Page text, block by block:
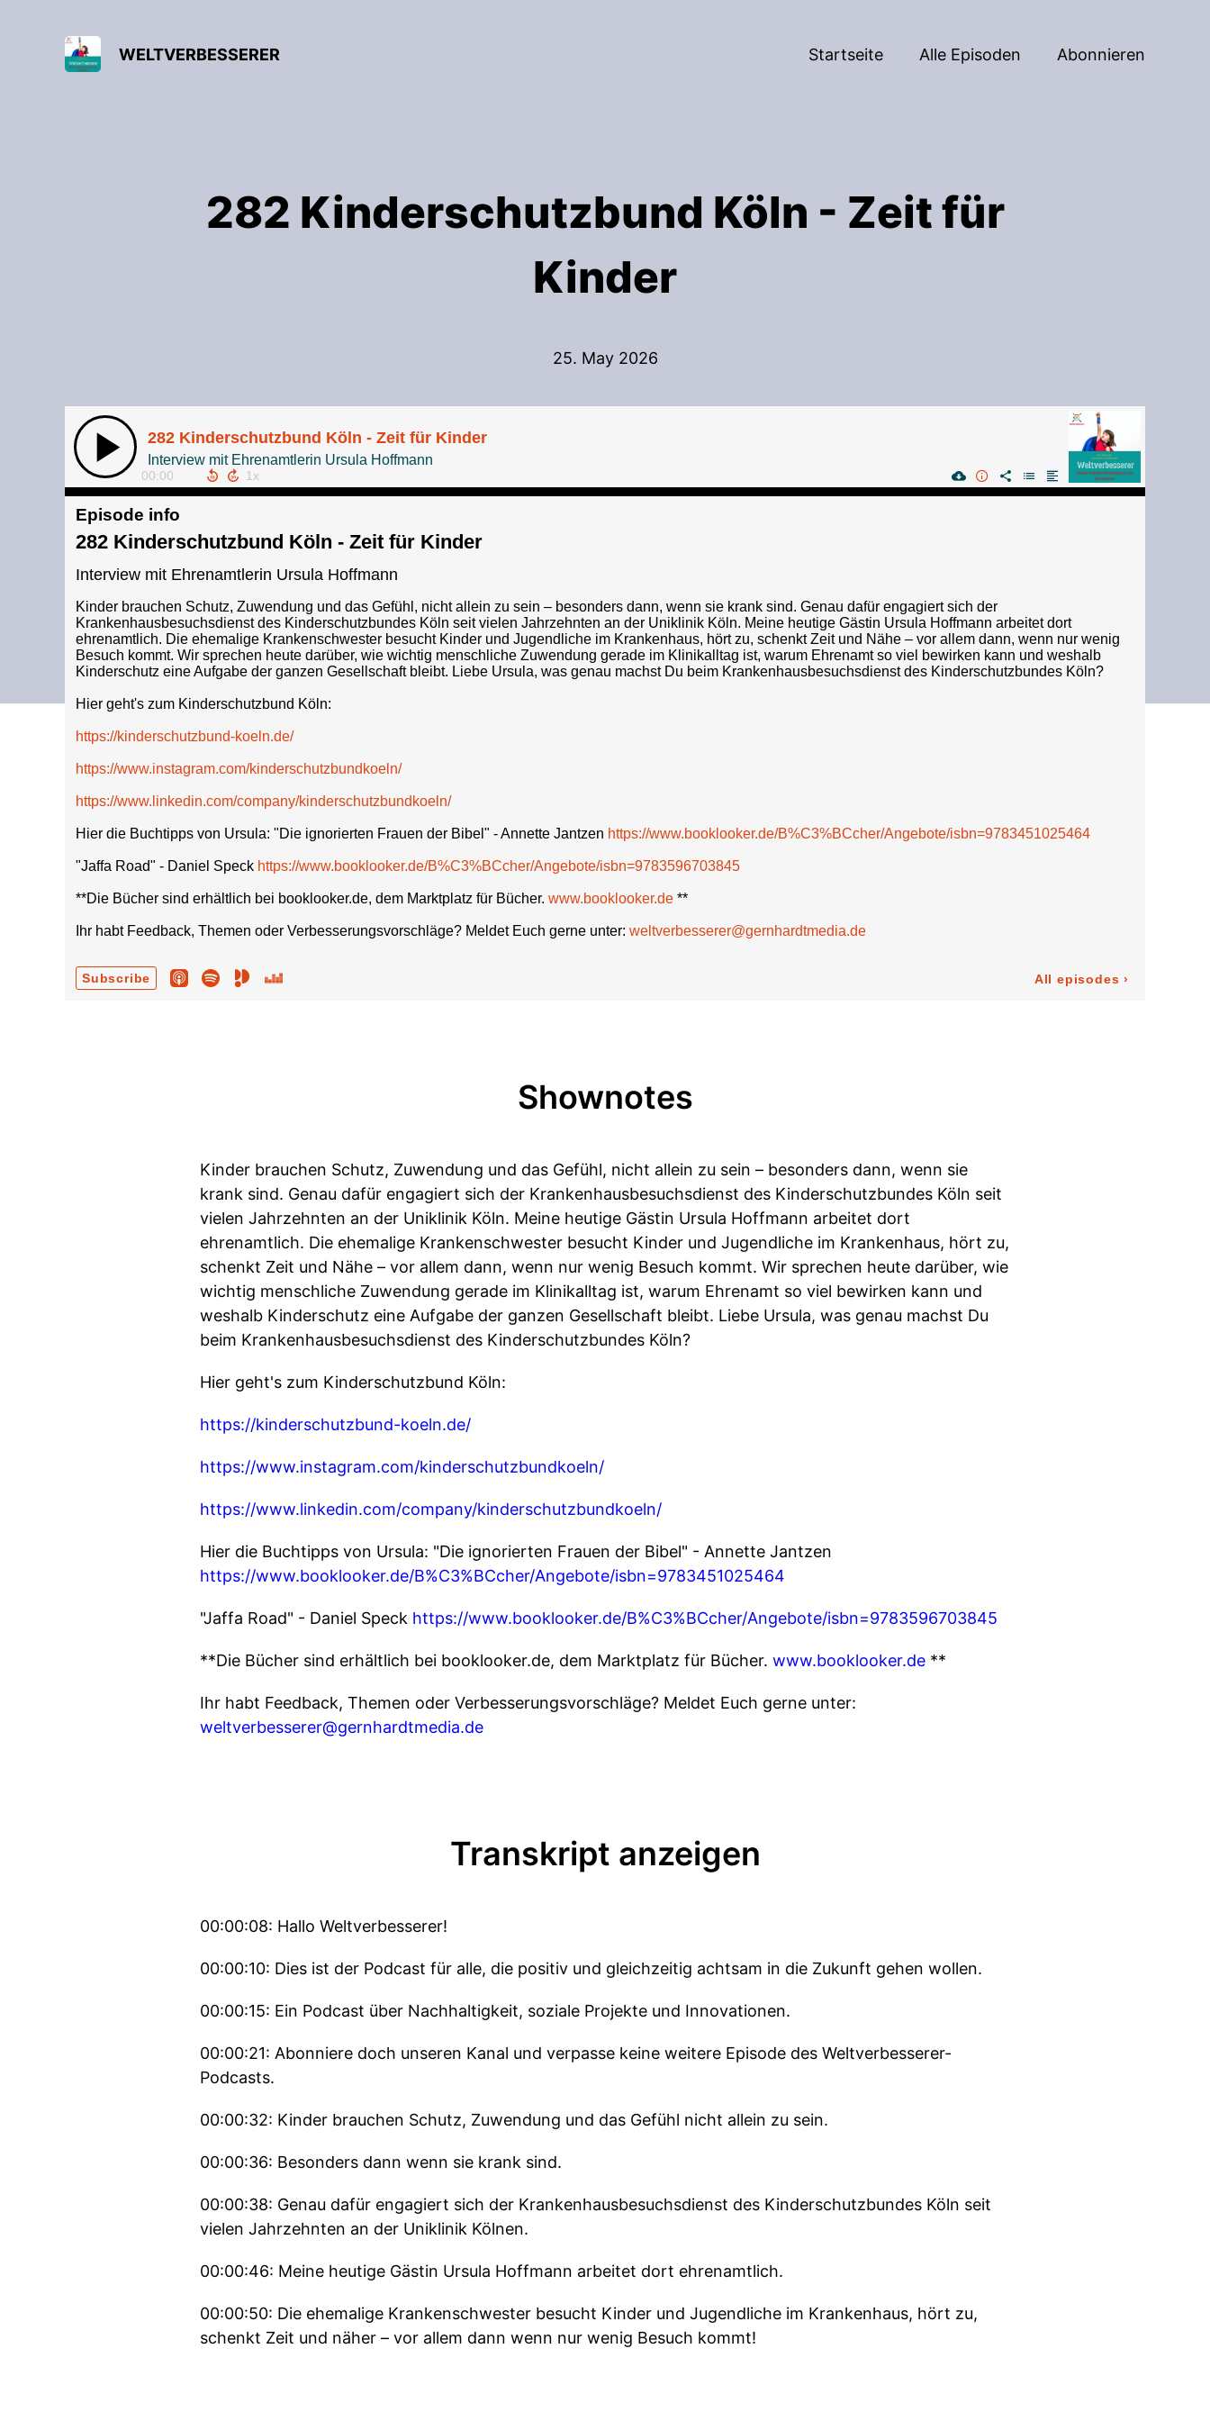
WELTVERBESSERER Startseite Alle Episoden Abonnieren
282 Kinderschutzbund Köln - Zeit für
Kinder
25. May 2026
282 Kinderschutzbund Köln - Zeit für Kinder
Interview mit Ehrenamtlerin Ursula Hoffmann
00:00
Episode info
282 Kinderschutzbund Köln - Zeit für Kinder
Interview mit Ehrenamtlerin Ursula Hoffmann
Kinder brauchen Schutz, Zuwendung und das Gefühl, nicht allein zu sein – besonders dann, wenn sie krank sind. Genau dafür engagiert sich der
Krankenhausbesuchsdienst des Kinderschutzbundes Köln seit vielen Jahrzehnten an der Uniklinik Köln. Meine heutige Gästin Ursula Hoffmann arbeitet dort
ehrenamtlich. Die ehemalige Krankenschwester besucht Kinder und Jugendliche im Krankenhaus, hört zu, schenkt Zeit und Nähe – vor allem dann, wenn nur wenig
Besuch kommt. Wir sprechen heute darüber, wie wichtig menschliche Zuwendung gerade im Klinikalltag ist, warum Ehrenamt so viel bewirken kann und weshalb
Kinderschutz eine Aufgabe der ganzen Gesellschaft bleibt. Liebe Ursula, was genau machst Du beim Krankenhausbesuchsdienst des Kinderschutzbundes Köln?
Hier geht's zum Kinderschutzbund Köln:
https://kinderschutzbund-koeln.de/
https://www.instagram.com/kinderschutzbundkoeln/
https://www.linkedin.com/company/kinderschutzbundkoeln/
Hier die Buchtipps von Ursula: "Die ignorierten Frauen der Bibel" - Annette Jantzen https://www.booklooker.de/B%C3%BCcher/Angebote/isbn=9783451025464
"Jaffa Road" - Daniel Speck https://www.booklooker.de/B%C3%BCcher/Angebote/isbn=9783596703845
**Die Bücher sind erhältlich bei booklooker.de, dem Marktplatz für Bücher. www.booklooker.de **
Ihr habt Feedback, Themen oder Verbesserungsvorschläge? Meldet Euch gerne unter: weltverbesserer@gernhardtmedia.de
Subscribe All episodes ›
Shownotes
Kinder brauchen Schutz, Zuwendung und das Gefühl, nicht allein zu sein – besonders dann, wenn sie
krank sind. Genau dafür engagiert sich der Krankenhausbesuchsdienst des Kinderschutzbundes Köln seit
vielen Jahrzehnten an der Uniklinik Köln. Meine heutige Gästin Ursula Hoffmann arbeitet dort
ehrenamtlich. Die ehemalige Krankenschwester besucht Kinder und Jugendliche im Krankenhaus, hört zu,
schenkt Zeit und Nähe – vor allem dann, wenn nur wenig Besuch kommt. Wir sprechen heute darüber, wie
wichtig menschliche Zuwendung gerade im Klinikalltag ist, warum Ehrenamt so viel bewirken kann und
weshalb Kinderschutz eine Aufgabe der ganzen Gesellschaft bleibt. Liebe Ursula, was genau machst Du
beim Krankenhausbesuchsdienst des Kinderschutzbundes Köln?
Hier geht's zum Kinderschutzbund Köln:
https://kinderschutzbund-koeln.de/
https://www.instagram.com/kinderschutzbundkoeln/
https://www.linkedin.com/company/kinderschutzbundkoeln/
Hier die Buchtipps von Ursula: "Die ignorierten Frauen der Bibel" - Annette Jantzen
https://www.booklooker.de/B%C3%BCcher/Angebote/isbn=9783451025464
"Jaffa Road" - Daniel Speck https://www.booklooker.de/B%C3%BCcher/Angebote/isbn=9783596703845
**Die Bücher sind erhältlich bei booklooker.de, dem Marktplatz für Bücher. www.booklooker.de **
Ihr habt Feedback, Themen oder Verbesserungsvorschläge? Meldet Euch gerne unter:
weltverbesserer@gernhardtmedia.de
Transkript anzeigen
00:00:08: Hallo Weltverbesserer!
00:00:10: Dies ist der Podcast für alle, die positiv und gleichzeitig achtsam in die Zukunft gehen wollen.
00:00:15: Ein Podcast über Nachhaltigkeit, soziale Projekte und Innovationen.
00:00:21: Abonniere doch unseren Kanal und verpasse keine weitere Episode des Weltverbesserer-
Podcasts.
00:00:32: Kinder brauchen Schutz, Zuwendung und das Gefühl nicht allein zu sein.
00:00:36: Besonders dann wenn sie krank sind.
00:00:38: Genau dafür engagiert sich der Krankenhausbesuchsdienst des Kinderschutzbundes Köln seit
vielen Jahrzehnten an der Uniklinik Kölnen.
00:00:46: Meine heutige Gästin Ursula Hoffmann arbeitet dort ehrenamtlich.
00:00:50: Die ehemalige Krankenschwester besucht Kinder und Jugendliche im Krankenhaus, hört zu,
schenkt Zeit und näher – vor allem dann wenn nur wenig Besuch kommt!